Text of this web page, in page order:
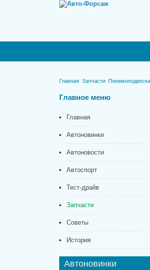
Главная Запчасти
Главное меню
Главная
Автоновинки
Автоновости
Автоспорт
Тест-драйв
Запчасти
Советы
История
Автоновинки